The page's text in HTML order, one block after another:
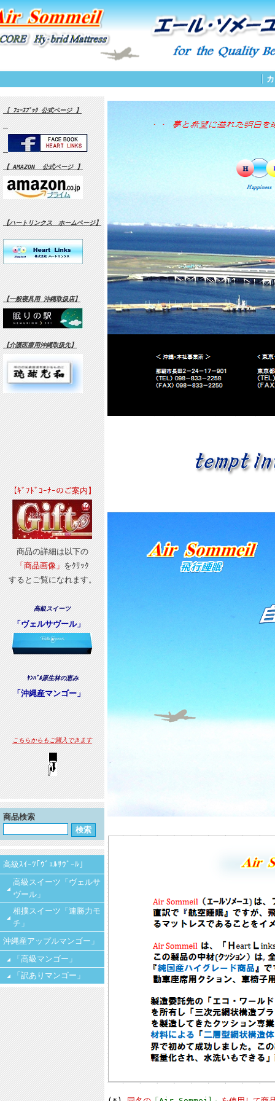
【 ﾌｪｰｽﾌﾞｯｸ 公式ページ 】
【 AMAZON 公式ページ 】
【ハートリンクス ホームページ】
【一般寝具用 沖縄取扱店】
【介護医療用沖縄取扱先】
【ｷﾞﾌﾄﾞｺｰﾅｰのご案内】
商品の詳細は以下の
「商品画像」 をｸﾘｯｸ
するとご覧になれます。
高級スイーツ
「ヴェルサヴール」
ﾔﾝﾊﾞﾙ原生林の恵み
「沖縄産マンゴー」
こちらからもご購入できます
商品検索
高級ｽｲｰﾂ｢ｳﾞｪﾙｻｳﾞｰﾙ｣
高級スイーツ「ヴェルサ
ヴール」
相撲スイーツ「連勝力モ
チ」
沖縄産アップルマンゴー」
「高級マンゴー」
「訳ありマンゴー」